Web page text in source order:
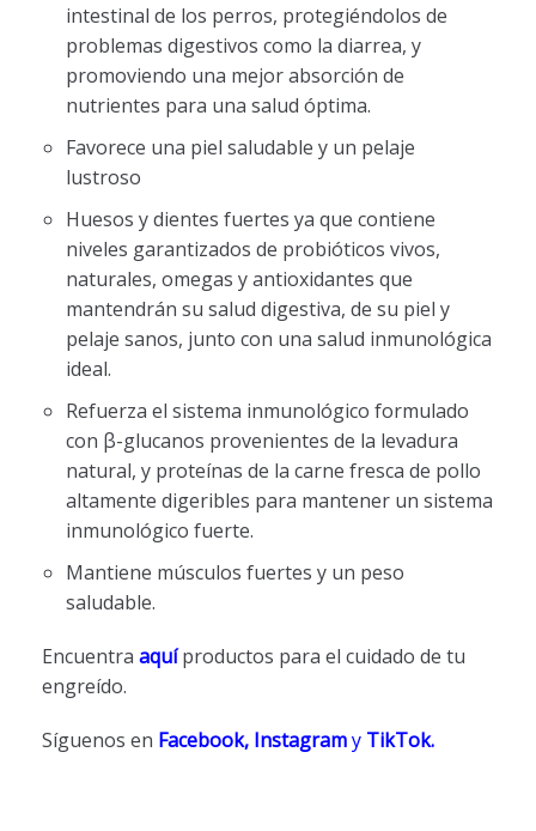
intestinal de los perros, protegiéndolos de
problemas digestivos como la diarrea, y
promoviendo una mejor absorción de
nutrientes para una salud óptima.
Favorece una piel saludable y un pelaje
lustroso
Huesos y dientes fuertes ya que contiene
niveles garantizados de probióticos vivos,
naturales, omegas y antioxidantes que
mantendrán su salud digestiva, de su piel y
pelaje sanos, junto con una salud inmunológica
ideal.
Refuerza el sistema inmunológico formulado
con β-glucanos provenientes de la levadura
natural, y proteínas de la carne fresca de pollo
altamente digeribles para mantener un sistema
inmunológico fuerte.
Mantiene músculos fuertes y un peso
saludable.
Encuentra aquí productos para el cuidado de tu
engreído.
Síguenos en Facebook, Instagramy TikTok.